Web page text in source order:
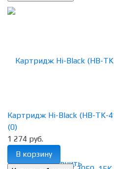
избранное сравнить
Картридж Hi-Black (HB-TK-
(0)
1 274 руб.
В корзину